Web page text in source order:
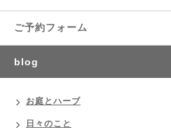
ご予約フォーム
blog
お庭とハーブ
日々のこと